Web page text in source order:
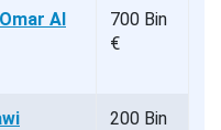
Al
700 Bin
€
200 Bin